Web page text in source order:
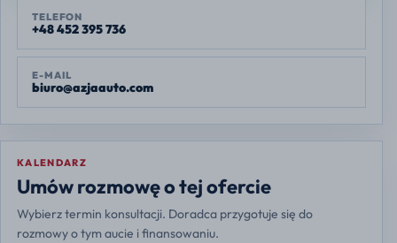
TELEFON
+48 452 395 736
E-MAIL
biuro@azjaauto.com
KALENDARZ
Umów rozmowę o tej ofercie
Wybierz termin konsultacji. Doradca przygotuje się do
rozmowy o tym aucie i finansowaniu.
Europe/Warsaw